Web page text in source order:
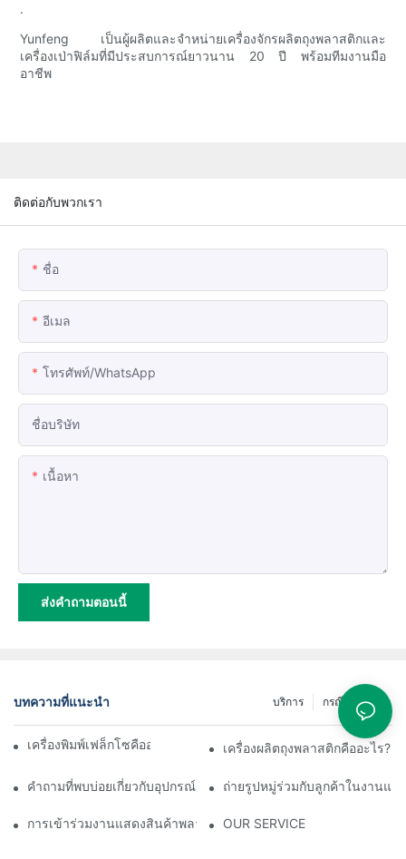
.
Yunfeng เป็นผู้ผลิตและจำหน่ายเครื่องจักรผลิตถุงพลาสติกและ
เครื่องเป่าฟิล์มที่มีประสบการณ์ยาวนาน 20 ปี พร้อมทีมงานมือ
อาชีพ
ติดต่อกับพวกเรา
ชื่อ
อีเมล
โทรศัพท์/WhatsApp
ชื่อบริษัท
เนื้อหา
ส่งคำถามตอนนี้
บทความที่แนะนำ ข่าว
กรณี
บริการ
เครื่องพิมพ์เฟล็กโซคืออะไร และทำงานอย่างไร?เครื่องผลิตถุงพลาสติกคืออะไร?
คำถามที่พบบ่อยเกี่ยวกับอุปกรณ์เครื่องผลิตฟิล์มเป่าขึ้นรูป: วิธีแก้ไขปั
ถ่ายรูปหมู่ร่วมกับลูกค้าในงานแส
การเข้าร่วมงานแสดงสินค้าพลาสติกและยางพารา Vietnam 2025 ข
OUR SERVICE